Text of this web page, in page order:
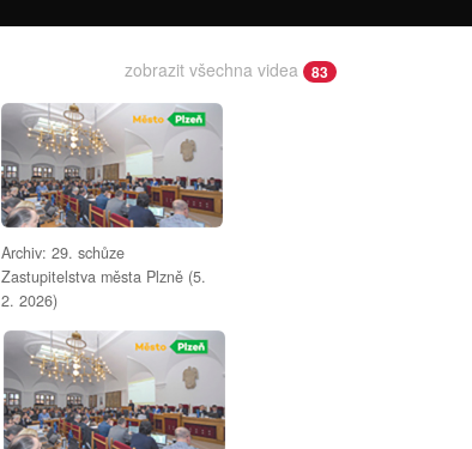
zobrazit všechna videa 83
Archiv: 29. schůze
Zastupitelstva města Plzně (5.
2. 2026)